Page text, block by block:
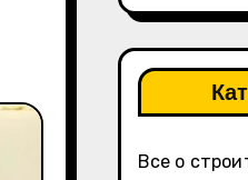
Все о